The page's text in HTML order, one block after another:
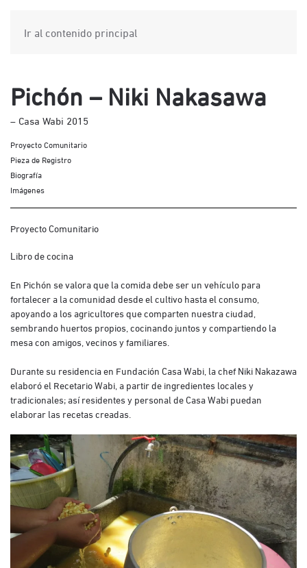
Ir al contenido principal
Pichón – Niki Nakasawa
– Casa Wabi 2015
Proyecto Comunitario
Pieza de Registro
Biografía
Imágenes
Proyecto Comunitario
Libro de cocina
En Pichón se valora que la comida debe ser un vehículo para
fortalecer a la comunidad desde el cultivo hasta el consumo,
apoyando a los agricultores que comparten nuestra ciudad,
sembrando huertos propios, cocinando juntos y compartiendo la
mesa con amigos, vecinos y familiares.
Durante su residencia en Fundación Casa Wabi, la chef Niki Nakazawa
elaboró el Recetario Wabi, a partir de ingredientes locales y
tradicionales; así residentes y personal de Casa Wabi puedan
elaborar las recetas creadas.